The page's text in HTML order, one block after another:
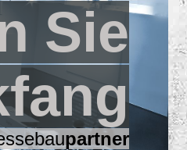
Sie
partner